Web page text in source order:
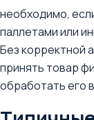
необходимо,
паллетами или
Без корректной
принять товар
обработать его